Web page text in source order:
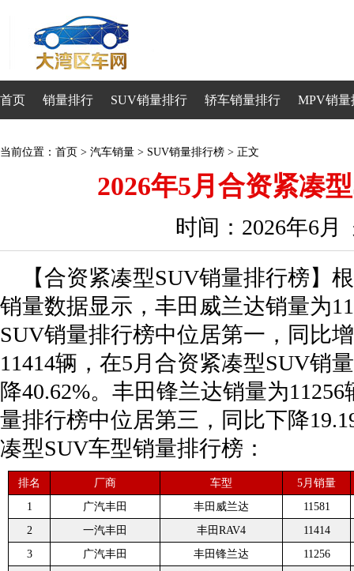
首页 销量排行 SUV销量排行 轿车销量排行 MPV销量
当前位置： 首页 > 汽车销量 > SUV销量排行榜 > 正文
2026年5月合资紧凑
时间：2026年6
【合资紧凑型SUV销量排行榜】
销量数据显示，丰田威兰达销量为
SUV销量排行榜中位居第一，同比
11414辆，在5月合资紧凑型SUV销
降40.62%。丰田锋兰达销量为
量排行榜中位居第三，同比下降
凑型SUV车型销量排行榜：
排名 厂商 车型
5月销量
1
广汽丰田 丰田威兰达
11581
2
一汽丰田 丰田RAV4
11414
3
广汽丰田 丰田锋兰达
11256